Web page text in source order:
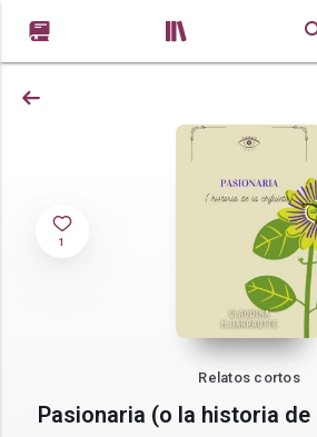
1
Relatos cortos
Pasionaria (o la historia